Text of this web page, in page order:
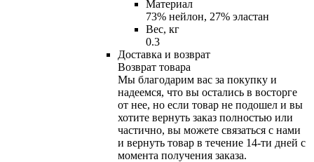
Материал
73% нейлон, 27% эластан
Вес, кг
0.3
Доставка и возврат
Возврат товара
Мы благодарим вас за покупку и
надеемся, что вы остались в восторге
от нее, но если товар не подошел и вы
хотите вернуть заказ полностью или
частично, вы можете связаться с нами
и вернуть товар в течение 14-ти дней с
момента получения заказа.